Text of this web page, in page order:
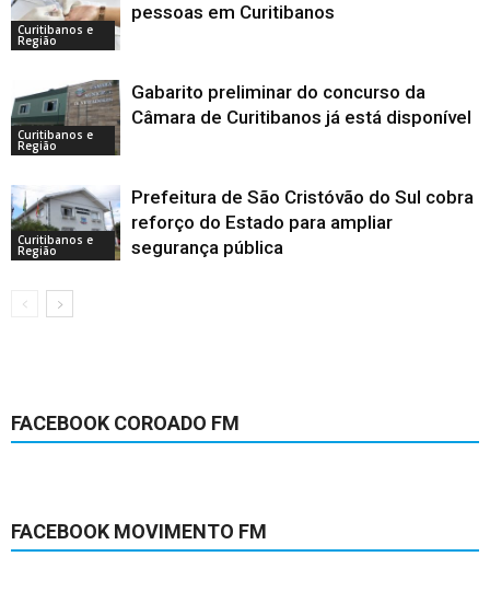
Curitibanos e
Região
pessoas em Curitibanos
Curitibanos e
Região
Gabarito preliminar do concurso da
Câmara de Curitibanos já está disponível
Curitibanos e
Região
Prefeitura de São Cristóvão do Sul cobra
reforço do Estado para ampliar
segurança pública
FACEBOOK COROADO FM
FACEBOOK MOVIMENTO FM